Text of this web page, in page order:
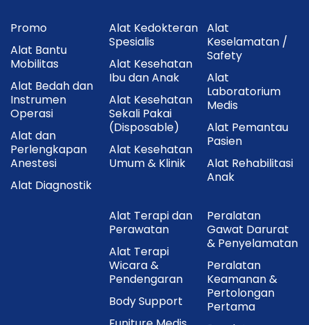
Isi Dalam Kemasan
1 UnitONEMED Lampu Tindakan OKLED 200
Stand dengan roda.
Kabel daya.
Buku petunjuk penggunaan (sesuai kemasan
pabrik).
Cara Penggunaan
Letakkan lampu pada permukaan yang rata.
Sambungkan kabel ke sumber listrik.
Nyalakan lampu menggunakan sakelar.
Atur tingkat kecerahan menggunakan dimmer.
Arahkan flexible arm ke area pemeriksaan yang
Promo
Alat Bantu
Mobilitas
Alat Bedah dan
Instrumen
Operasi
Alat dan
Perlengkapan
Anestesi
Alat Diagnostik
Alat Kedokteran
Spesialis
Alat Kesehatan
Ibu dan Anak
Alat Kesehatan
Sekali Pakai
(Disposable)
Alat Kesehatan
Umum & Klinik
Alat
Keselamatan /
Safety
Alat
Laboratorium
Medis
Alat Pemantau
Pasien
Alat Rehabilitasi
Anak
Alat Terapi dan
Perawatan
Alat Terapi
Wicara &
Pendengaran
Body Support
Peralatan
Gawat Darurat
& Penyelamatan
Peralatan
Keamanan &
Pertolongan
Pertama